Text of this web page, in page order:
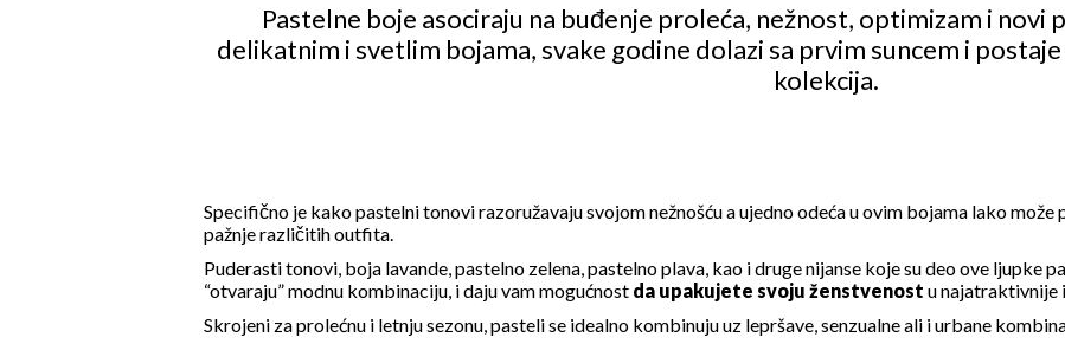
Pastelne boje asociraju na buđenje proleća, nežnost, optimizam i
delikatnim i svetlim bojama, svake godine dolazi sa prvim suncem i
kolekcija.
Specifično je kako pastelni tonovi razoružavaju svojom nežnošću a ujedno odeća u ovim bojama lako može
pažnje različitih outfita.
Puderasti tonovi, boja lavande, pastelno zelena, pastelno plava, kao i druge nijanse koje su deo ove ljupke
“otvaraju” modnu kombinaciju, i daju vam mogućnost da upakujete svoju ženstvenost u najatraktivnije
Skrojeni za prolećnu i letnju sezonu, pasteli se idealno kombinuju uz lepršave, senzualne ali i urbane